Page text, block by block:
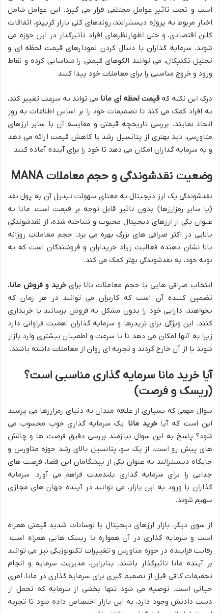
است و تحت تاثیر عوامل مختلفی قرار می گیرد. این عوامل شامل
اخبار مربوط به پروژه دیسنترالند، روندهای کلی بازار کریپتو، اتفاقات
کلان اقتصادی، و حتی اظهارنظرهای افراد تاثیرگذار در این حوزه می
شوند. سرمایه گذاران با دنبال کردن نمودارهای قیمت لحظه ای و
تحلیل تکنیکال، می توانند الگوهای قیمتی را شناسایی کرده و نقاط
ورود و خروج مناسبی را برای معاملات خود پیدا کنند.
درک این نکته که قیمت لحظه ای مانا می تواند به سرعت تغییر کند،
به افراد کمک می کند تا تصمیمات خود را بر اساس اطلاعات به روز
اتخاذ نمایند. بررسی تاریخچه قیمتی و مقایسه آن با سایر ارزهای
متاورسی، دید بهتری از پتانسیل رشد یا کاهش قیمت ارائه می دهد
و به سرمایه گذاران امکان می دهد تا خود را برای آینده آماده کنند.
وضعیت نقدشوندگی و حجم معاملات MANA
نقدشوندگی یک ارز دیجیتال به معنای سهولت تبدیل آن به پول نقد
(یا سایر رمزارزها) بدون تاثیر قابل توجه بر قیمت است. مانا به
عنوان یکی از ارزهای دیجیتال محبوب و شناخته شده، از نقدشوندگی
بالایی در اکثر صرافی های بزرگ بهره می برد. حجم معاملات روزانه
بالا نشان دهنده فعالیت زیاد خریداران و فروشندگان است که به
نوبه خود، به نقدشوندگی بهتر کمک می کند.
انتخاب صرافی هایی با حجم معاملات بالا برایخرید و فروش مانا،
تضمین کننده آن است که کاربران می توانند در هر زمان که
بخواهند، دارایی خود را بدون مشکل به فروش برسانند یا خریداری
کنند. این ویژگی برای تریدرها و سرمایه گذاران اهمیت فراوانی دارد
زیرا به آنها امکان می دهد تا با سرعت و اطمینان بیشتری وارد بازار
شوند یا از آن خارج گردند و تجربه ای روان از معاملات داشته باشند.
آیا خرید مانا سرمایه گذاری مناسبی است؟
(ریسک و فرصت)
سوال مهمی که بسیاری از علاقه مندان به دنیای رمزارزها می پرسند
این است که آیاخرید مانا یک سرمایه گذاری خوب محسوب می
شود؟ پاسخ به این سوال نیازمند بررسی دقیق فرصت ها و چالش
های پیش رو است. از یک سو، پتانسیل بالای رشد حوزه متاورس و
جایگاه دیسنترالند به عنوان یکی از پیشگامان این فضا، فرصت های
جذابی را برای سرمایه گذاری بلندمدت فراهم می آورد. سرمایه
گذاران با ورود به این بازار، می توانند در آینده جهان های مجازی
سهیم شوند.
از سوی دیگر، بازار ارزهای دیجیتال با نوسانات شدید قیمتی همراه
است و سرمایه گذاری در آن همواره با ریسک هایی همراه است.
رقابت فزاینده در حوزه متاورس و تغییرات تکنولوژیکی نیز می توانند
بر آینده مانا تاثیرگذار باشند. بنابراین، مدیریت سرمایه و انجام
تحقیقات کافی قبل از تصمیم گیری برای سرمایه گذاری در مانا، امری
حیاتی است. توصیه می شود تنها بخشی از سرمایه که تحمل از
دست دادنش وجود دارد، به این بازار اختصاص داده شود تا تجربه